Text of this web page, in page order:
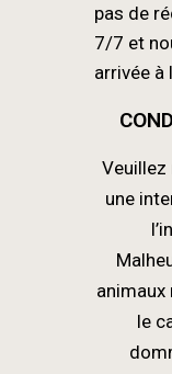
pas de
7/7 et
arrivée à
Veuillez
une
animaux
le